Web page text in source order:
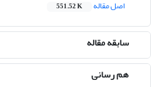
اصل مقاله
551.52 K
سابقه مقاله
هم رسانی